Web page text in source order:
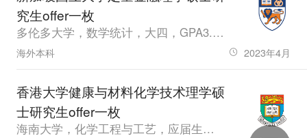
究生offer一枚
多伦多大学，数学统计，大四，GPA3.84，免，GRE333
海外本科 2023年4月
香港大学健康与材料化学技术理学硕
士研究生offer一枚
海南大学，化学工程与工艺，应届生，GPA3.19，雅思6.0